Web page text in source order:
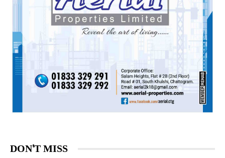
DON'T MISS